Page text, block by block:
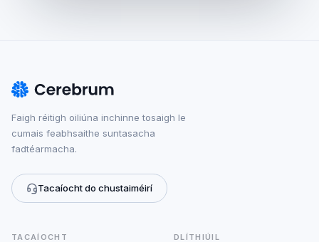
Faigh réitigh oiliúna inchinne tosaigh le
cumais feabhsaithe suntasacha
fadtéarmacha.
Tacaíocht do chustaiméirí
TACAÍOCHT DLÍTHIÚIL